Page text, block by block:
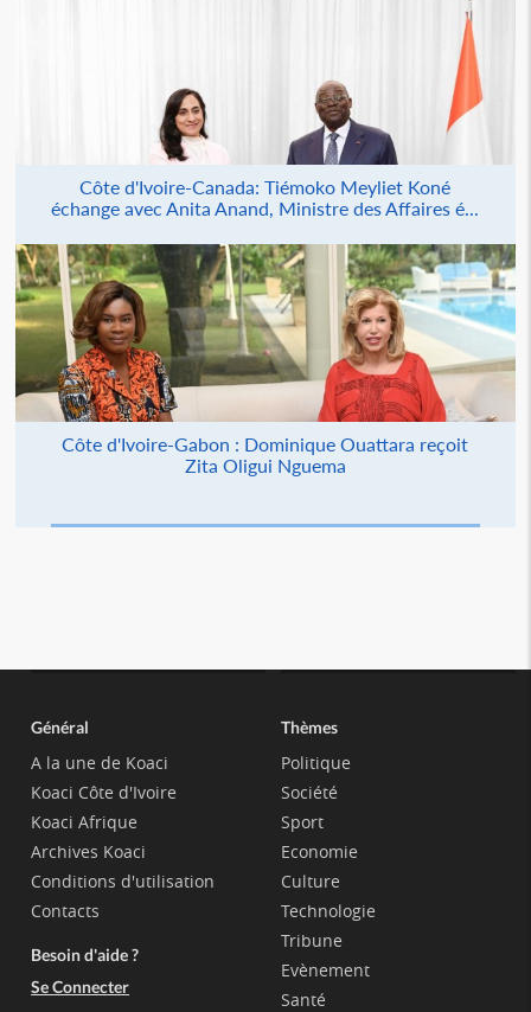
Côte d'Ivoire-Canada: Tiémoko Meyliet Koné
échange avec Anita Anand, Ministre des Affaires é...
Côte d'Ivoire-Gabon : Dominique Ouattara reçoit
Zita Oligui Nguema
Général
A la une de Koaci
Koaci Côte d'Ivoire
Koaci Afrique
Archives Koaci
Conditions d'utilisation
Contacts
Besoin d'aide ?
Se Connecter
Thèmes
Politique
Société
Sport
Economie
Culture
Technologie
Tribune
Evènement
Santé